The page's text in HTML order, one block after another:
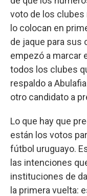
voto de los clubes
lo colocan en
de jaque para sus
empezó a marcar
todos los clubes
respaldo a
otro candidato a
Lo que hay que
están los votos
fútbol uruguayo.
las intenciones
instituciones de
la primera vuelta: